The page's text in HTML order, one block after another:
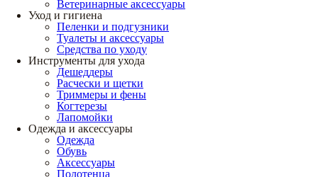
Ветеринарные аксессуары
Уход и гигиена
Пеленки и подгузники
Туалеты и аксессуары
Средства по уходу
Инструменты для ухода
Дешеддеры
Расчески и щетки
Триммеры и фены
Когтерезы
Лапомойки
Одежда и аксессуары
Одежда
Обувь
Аксессуары
Полотенца